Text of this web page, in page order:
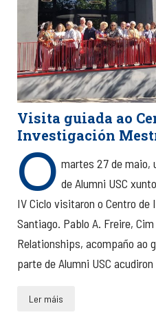
Visita guiada ao
Investigación
O martes 27 de maio,
de Alumni USC
IV Ciclo visitaron o Centro
Santiago. Pablo A. Freire,
Relationships, acompaño ao
parte de Alumni USC
Ler máis